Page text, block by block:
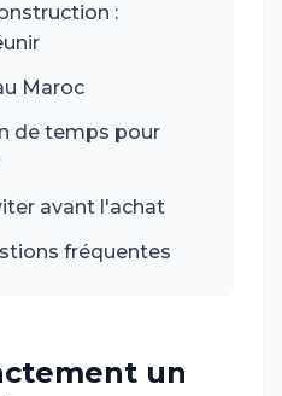
:
Maroc
de temps pour
avant l'achat
fréquentes
un